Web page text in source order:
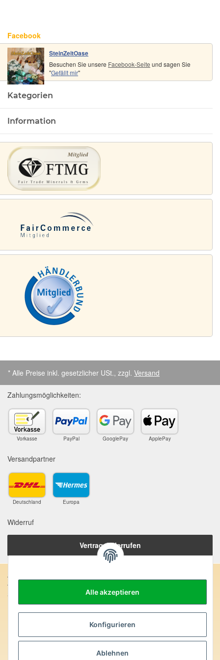
Alle akzeptieren
Konfigurieren
Ablehnen
Facebook
SteinZeitOase
Besuchen Sie unsere Facebook-Seite und sagen Sie
"Gefällt mir"
Kategorien
Information
* Alle Preise inkl. gesetzlicher USt., zzgl. Versand
Zahlungsmöglichkeiten:
Vorkasse PayPal GooglePay ApplePay
Versandpartner
Deutschland Europa
Widerruf
Vertrag widerrufen
Anschrift:
SteinZeitOase
Frau Karin Philippin
Uhlandstr. 7
Heilversprechen:
Edelsteine und Mineralien werden im esoterischen Bereich